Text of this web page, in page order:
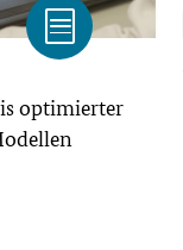
optimierter